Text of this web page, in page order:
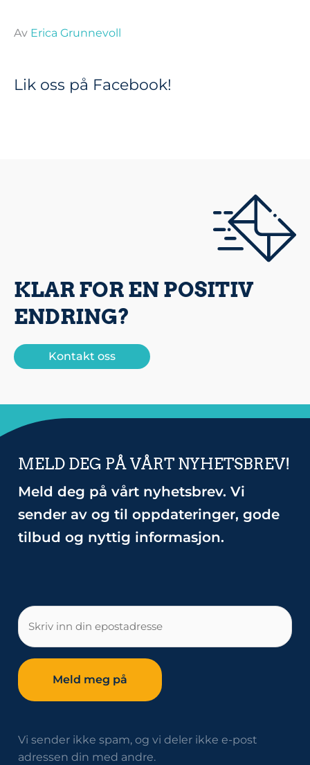
Av Erica Grunnevoll
Lik oss på Facebook!
KLAR FOR EN POSITIV
ENDRING?
Kontakt oss
MELD DEG PÅ VÅRT NYHETSBREV!
Meld deg på vårt nyhetsbrev. Vi
sender av og til oppdateringer, gode
tilbud og nyttig informasjon.
E-
post
Vi sender ikke spam, og vi deler ikke e-post
adressen din med andre.